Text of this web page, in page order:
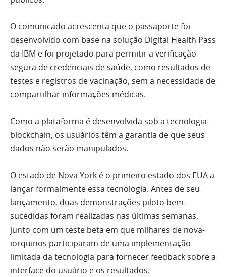
O comunicado acrescenta que o passaporte foi
desenvolvido com base na solução Digital Health Pass
da IBM e foi projetado para permitir a verificação
segura de credenciais de saúde, como resultados de
testes e registros de vacinação, sem a necessidade de
compartilhar informações médicas.
Como a plataforma é desenvolvida sob a tecnologia
blockchain, os usuários têm a garantia de que seus
dados não serão manipulados.
O estado de Nova York é o primeiro estado dos EUA a
lançar formalmente essa tecnologia. Antes de seu
lançamento, duas demonstrações piloto bem-
sucedidas foram realizadas nas últimas semanas,
junto com um teste beta em que milhares de nova-
iorquinos participaram de uma implementação
limitada da tecnologia para fornecer feedback sobre a
interface do usuário e os resultados.